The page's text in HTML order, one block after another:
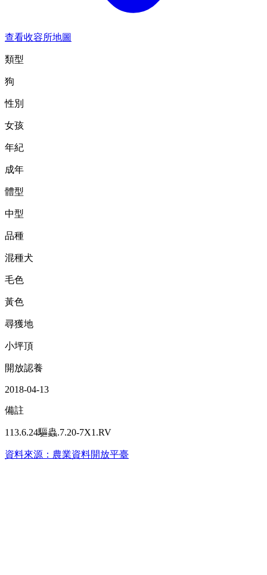
查看收容所地圖
類型
狗
性別
女孩
年紀
成年
體型
中型
品種
混種犬
毛色
黃色
尋獲地
小坪頂
開放認養
2018-04-13
備註
113.6.24驅蟲.7.20-7X1.RV
資料來源：農業資料開放平臺